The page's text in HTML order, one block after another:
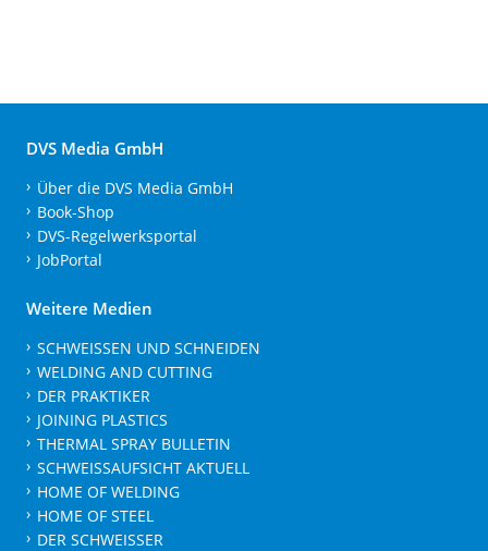
DVS Media GmbH
Über die DVS Media GmbH
Book-Shop
DVS-Regelwerksportal
JobPortal
Weitere Medien
SCHWEISSEN UND SCHNEIDEN
WELDING AND CUTTING
DER PRAKTIKER
JOINING PLASTICS
THERMAL SPRAY BULLETIN
SCHWEISSAUFSICHT AKTUELL
HOME OF WELDING
HOME OF STEEL
DER SCHWEISSER